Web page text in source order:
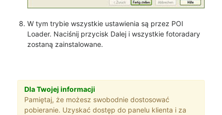
W tym trybie wszystkie ustawienia są przez POI
Loader. Naciśnij przycisk Dalej i wszystkie fotoradary
zostaną zainstalowane.
Dla Twojej informacji
Pamiętaj, że możesz swobodnie dostosować
pobieranie. Uzyskać dostęp do panelu klienta i za